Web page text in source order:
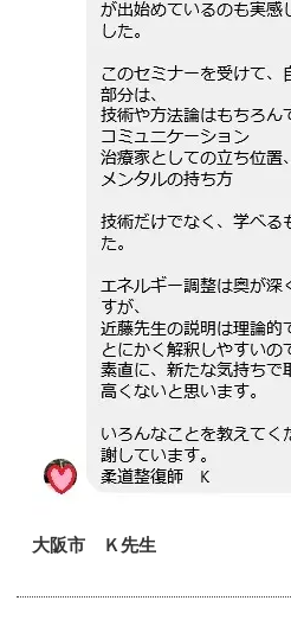
大阪市 Ｋ先生